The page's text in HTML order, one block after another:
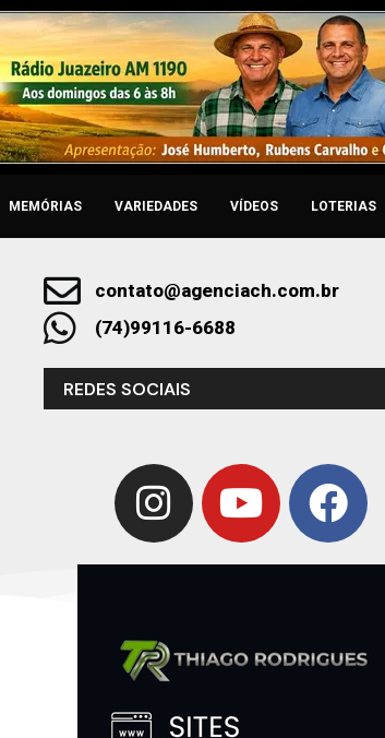
MEMÓRIAS VARIEDADES VÍDEOS LOTERIAS
contato@agenciach.com.br
(74)99116-6688
REDES SOCIAIS